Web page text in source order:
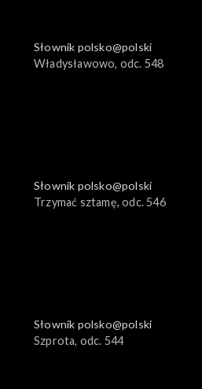
Słownik polsko@polski
Władysławowo, odc. 548
Słownik polsko@polski
Trzymać sztamę, odc. 546
Słownik polsko@polski
Szprota, odc. 544